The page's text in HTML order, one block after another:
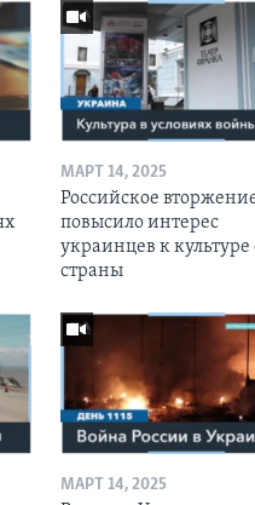
МАРТ 14, 2025
Российское
повысило интерес
украинцев к культуре
страны
МАРТ 14, 2025